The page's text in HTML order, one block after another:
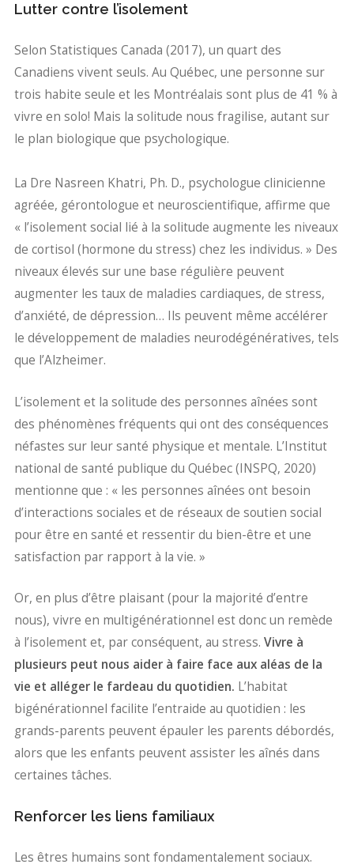
Lutter contre l’isolement
Selon Statistiques Canada (2017), un quart des
Canadiens vivent seuls. Au Québec, une personne sur
trois habite seule et les Montréalais sont plus de 41 % à
vivre en solo! Mais la solitude nous fragilise, autant sur
le plan biologique que psychologique.
La Dre Nasreen Khatri, Ph. D., psychologue clinicienne
agréée, gérontologue et neuroscientifique, affirme que
« l’isolement social lié à la solitude augmente les niveaux
de cortisol (hormone du stress) chez les individus. » Des
niveaux élevés sur une base régulière peuvent
augmenter les taux de maladies cardiaques, de stress,
d’anxiété, de dépression… Ils peuvent même accélérer
le développement de maladies neurodégénératives, tels
que l’Alzheimer.
L’isolement et la solitude des personnes aînées sont
des phénomènes fréquents qui ont des conséquences
néfastes sur leur santé physique et mentale. L’Institut
national de santé publique du Québec (INSPQ, 2020)
mentionne que : « les personnes aînées ont besoin
d’interactions sociales et de réseaux de soutien social
pour être en santé et ressentir du bien-être et une
satisfaction par rapport à la vie. »
Or, en plus d’être plaisant (pour la majorité d’entre
nous), vivre en multigénérationnel est donc un remède
à l’isolement et, par conséquent, au stress. Vivre à
plusieurs peut nous aider à faire face aux aléas de la
vie et alléger le fardeau du quotidien. L’habitat
bigénérationnel facilite l’entraide au quotidien : les
grands-parents peuvent épauler les parents débordés,
alors que les enfants peuvent assister les aînés dans
certaines tâches.
Renforcer les liens familiaux
Les êtres humains sont fondamentalement sociaux.